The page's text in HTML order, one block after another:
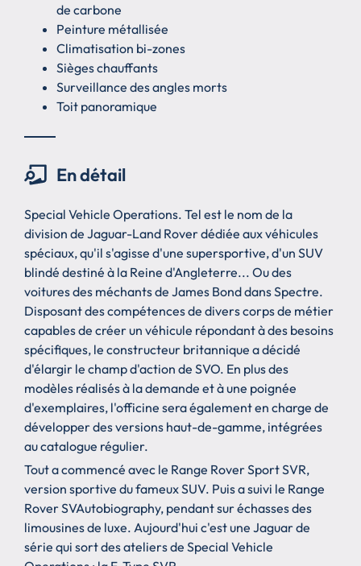
de carbone
Peinture métallisée
Climatisation bi-zones
Sièges chauffants
Surveillance des angles morts
Toit panoramique
En détail
Special Vehicle Operations. Tel est le nom de la
division de Jaguar-Land Rover dédiée aux véhicules
spéciaux, qu'il s'agisse d'une supersportive, d'un SUV
blindé destiné à la Reine d'Angleterre... Ou des
voitures des méchants de James Bond dans Spectre.
Disposant des compétences de divers corps de métier
capables de créer un véhicule répondant à des besoins
spécifiques, le constructeur britannique a décidé
d'élargir le champ d'action de SVO. En plus des
modèles réalisés à la demande et à une poignée
d'exemplaires, l'officine sera également en charge de
développer des versions haut-de-gamme, intégrées
au catalogue régulier.
Tout a commencé avec le Range Rover Sport SVR,
version sportive du fameux SUV. Puis a suivi le Range
Rover SVAutobiography, pendant sur échasses des
limousines de luxe. Aujourd'hui c'est une Jaguar de
série qui sort des ateliers de Special Vehicle